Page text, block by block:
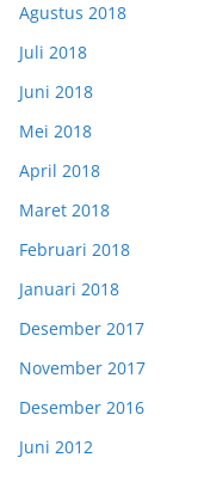
Agustus 2018
Juli 2018
Juni 2018
Mei 2018
April 2018
Maret 2018
Februari 2018
Januari 2018
Desember 2017
November 2017
Desember 2016
Juni 2012